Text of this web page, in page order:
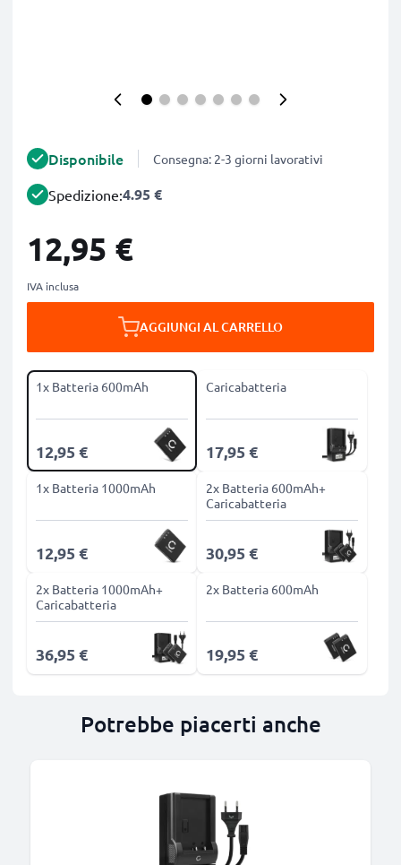
Disponibile Consegna: 2-3 giorni lavorativi
Spedizione:4.95 €
12,95 €
IVA inclusa
AGGIUNGI AL CARRELLO
1x Batteria 600mAh
12,95 €
Caricabatteria
17,95 €
1x Batteria 1000mAh
12,95 €
2x Batteria 600mAh+
Caricabatteria
30,95 €
2x Batteria 1000mAh+
Caricabatteria
36,95 €
2x Batteria 600mAh
19,95 €
Potrebbe piacerti anche